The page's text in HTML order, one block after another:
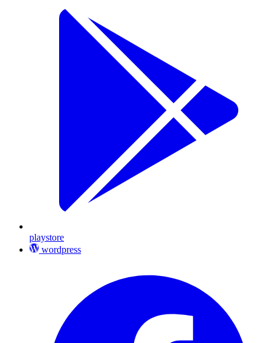
playstore
wordpress